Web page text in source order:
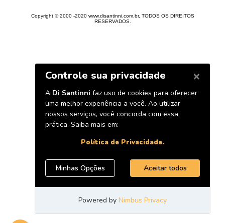
Copyright © 2000 -2020 www.disantinni.com.br, TODOS OS DIREITOS
RESERVADOS.